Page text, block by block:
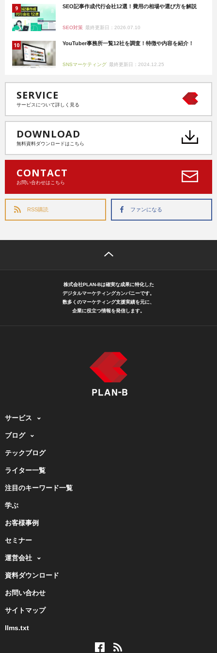
SEO記事作成代行会社12選！費用の相場や選び方を解説
SEO対策 最終更新日：2026.07.10
YouTuber事務所一覧12社を調査！特徴や内容を紹介！
SNSマーケティング 最終更新日：2024.12.25
SERVICE
サービスについて詳しく見る
DOWNLOAD
無料資料ダウンロードはこちら
CONTACT
お問い合わせはこちら
RSS購読 ファンになる
株式会社PLAN-Bは確実な成果に特化した
デジタルマーケティングカンパニーです。
数多くのマーケティング支援実績を元に、
企業に役立つ情報を発信します。
サービス
ブログ
テックブログ
ライター一覧
注目のキーワード一覧
学ぶ
お客様事例
セミナー
運営会社
資料ダウンロード
お問い合わせ
サイトマップ
llms.txt